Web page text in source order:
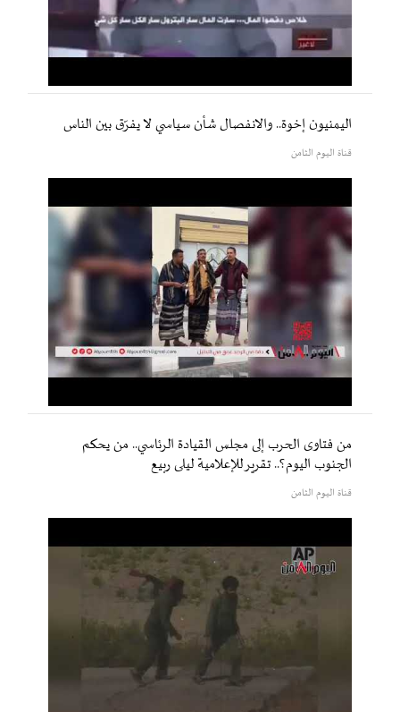
اليمنيون إخوة.. والانفصال شأن سياسي لا يفرّق بين الناس
قناة اليوم الثامن
من فتاوى الحرب إلى مجلس القيادة الرئاسي.. من يحكم
الجنوب اليوم؟.. تقرير للإعلامية ليلى ربيع
قناة اليوم الثامن